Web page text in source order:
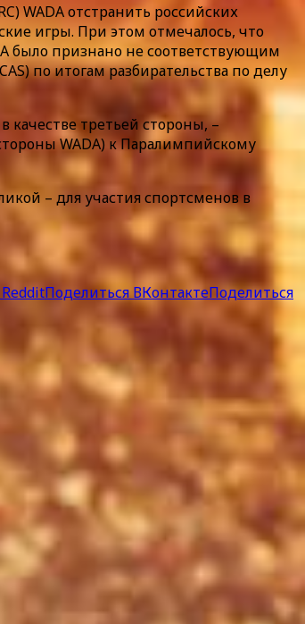
WADA отстранить российских
игры. При этом отмечалось, что
было признано не соответствующим
по итогам разбирательства по делу
третьей стороны, –
WADA) к Паралимпийскому
– для участия спортсменов в
Поделиться ВКонтактеПоделиться